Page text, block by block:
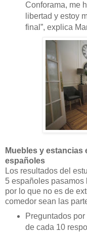
Conforama, me
libertad y estoy
final”, explica
Muebles y estancias
españoles
Los resultados del
5 españoles pasamos
por lo que no es de
comedor sean las
Preguntados
de cada 10